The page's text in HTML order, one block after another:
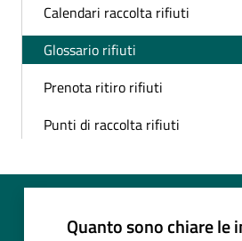
Calendari raccolta rifiuti
Glossario rifiuti
Prenota ritiro rifiuti
Punti di raccolta rifiuti
Quanto sono chiare le